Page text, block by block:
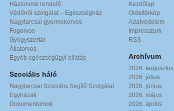
Háziorvosi rendelő
Védőnői szolgálat – Egészségház
Nagytarcsai gyermekorvos
Fogorvos
Gyógyszertár
Állatorvos
Egyéb egészségügyi ellátás
Szociális háló
Nagytarcsai Szociális Segítő Szolgálat
Egyházak
Dokumentumok
Kezdőlap
Oldaltérkép
Adatvédelem
Impresszum
RSS
Archívum
2026. augusztus
2026. július
2026. június
2026. május
2026. április